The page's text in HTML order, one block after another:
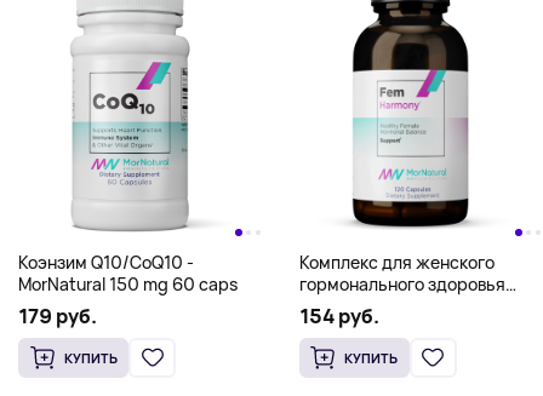
AGLS DHEA - MorNatural 2
унции (60 мл)
КУПИТЬ
AGLS Estro2.5 без аромата -
MorNatural 3 унции (85 г)
КУПИТЬ